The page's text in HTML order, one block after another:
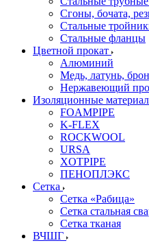
Сгоны, бочата,
Стальные
Стальные фланцы
Цветной прокат
Алюминий
Медь, латунь,
Нержавеющий
Изоляционные
FOAMPIPE
K-FLEX
ROCKWOOL
URSA
XOTPIPE
ПЕНОПЛЭКС
Сетка
Сетка «Рабица»
Сетка стальная
Сетка тканая
ВЧШГ